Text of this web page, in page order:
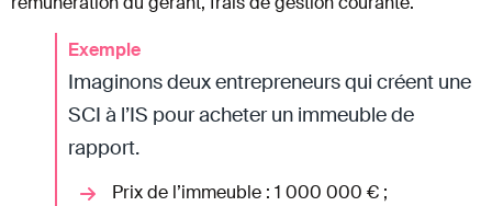
Exemple
Imaginons deux entrepreneurs qui créent une
SCI à l’IS pour acheter un immeuble de
rapport.
Prix de l’immeuble : 1 000 000 € ;